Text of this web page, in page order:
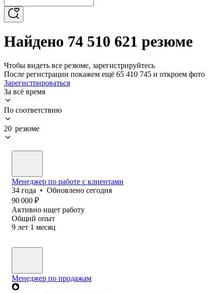
Найдено 74 510 621 резюме
Чтобы видеть все резюме, зарегистрируйтесь
После регистрации покажем ещё 65 410 745 и откроем фото
Зарегистрироваться
За всё время
По соответствию
20 резюме
Менеджер по работе с клиентами
34 года • Обновлено сегодня
90 000 ₽
Активно ищет работу
Общий опыт
9 лет 1 месяц
Менеджер по продажам